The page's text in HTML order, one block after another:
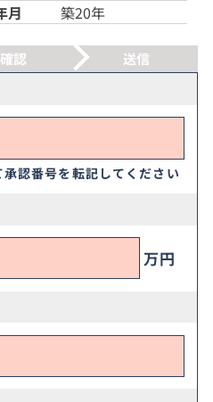
月
築20年
確認 送信
認番号を転記してください
万円